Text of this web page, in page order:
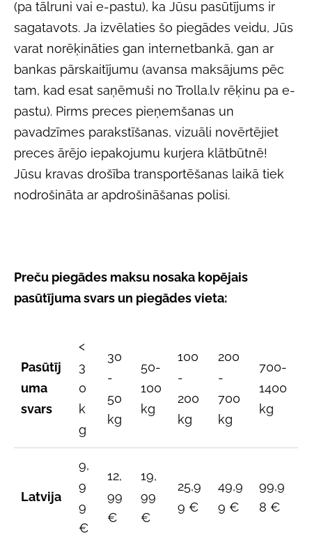
(pa tālruni vai e-pastu), ka Jūsu pasūtījums ir
sagatavots. Ja izvēlaties šo piegādes veidu, Jūs
varat norēķināties gan internetbankā, gan ar
bankas pārskaitījumu (avansa maksājums pēc
tam, kad esat saņēmuši no Trolla.lv rēķinu pa e-
pastu). Pirms preces pieņemšanas un
pavadzīmes parakstīšanas, vizuāli novērtējiet
preces ārējo iepakojumu kurjera klātbūtnē!
Jūsu kravas drošība transportēšanas laikā tiek
nodrošināta ar apdrošināšanas polisi.
Preču piegādes maksu nosaka kopējais
pasūtījuma svars un piegādes vieta:
Pasūtīj
uma
svars
<
3
0
k
g
30
-
50
kg
50-
100
kg
100
-
200
kg
200
-
700
kg
700-
1400
kg
Latvija
9,
9
9
€
12,
99
€
19,
99
€
25,9
9 €
49,9
9 €
99,9
8 €